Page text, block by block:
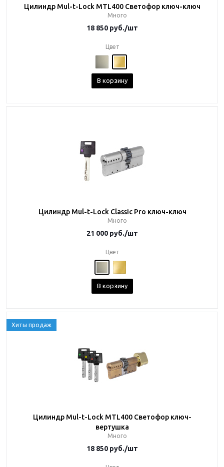
Цилиндр Mul-t-Lock MTL400 Светофор ключ-ключ
Много
18 850 руб./шт
Цвет
В корзину
Цилиндр Mul-t-Lock Classic Pro ключ-ключ
Много
21 000 руб./шт
Цвет
В корзину
Хиты продаж
Цилиндр Mul-t-Lock MTL400 Светофор ключ-
вертушка
Много
18 850 руб./шт